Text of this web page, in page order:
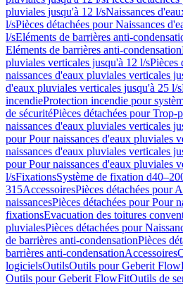
pluviales jusqu'à 12 l/sNaissances
l/sPièces détachées pour Naissances
l/sEléments de barrières anti-
Eléments de barrières anti-condensation
pluviales verticales jusqu'à 12 l/sPièces
naissances d'eaux pluviales verticales
d'eaux pluviales verticales jusqu'à 25 l/s
incendieProtection incendie pour
de sécuritéPièces détachées pour Trop-
naissances d'eaux pluviales verticales
pour Pour naissances d'eaux pluviales
naissances d'eaux pluviales verticales
pour Pour naissances d'eaux pluviales
l/sFixationsSystème de fixation
315AccessoiresPièces détachées pour
naissancesPièces détachées pour Pour
fixationsEvacuation des toitures
pluvialesPièces détachées pour
de barrières anti-condensationPièces
barrières anti-condensationAccessoires
logicielsOutilsOutils pour Geberit
Outils pour Geberit FlowFitOutils de